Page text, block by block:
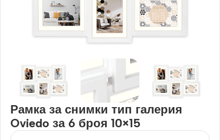
Рамка за снимки тип галерия
Oviedo за 6 броя 10×15